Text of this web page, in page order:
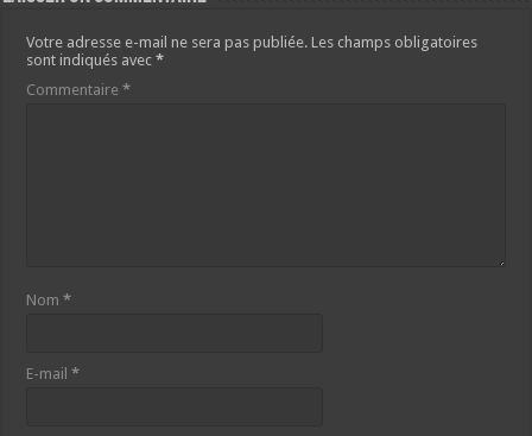
Votre adresse e-mail ne sera pas publiée. Les champs obligatoires
sont indiqués avec*
Commentaire*
Nom*
E-mail*